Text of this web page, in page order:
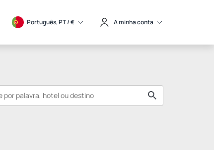
Português, PT / € A minha conta